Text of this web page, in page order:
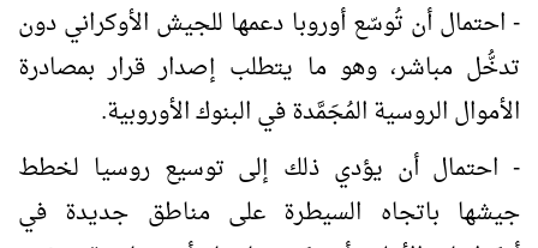
- احتمال أن تُوسّع أوروبا دعمها للجيش الأوكراني دون
تدخُّل مباشر، وهو ما يتطلب إصدار قرار بمصادرة
الأموال الروسية المُجَمَّدة في البنوك الأوروبية.
- احتمال أن يؤدي ذلك إلى توسيع روسيا لخطط
جيشها باتجاه السيطرة على مناطق جديدة في